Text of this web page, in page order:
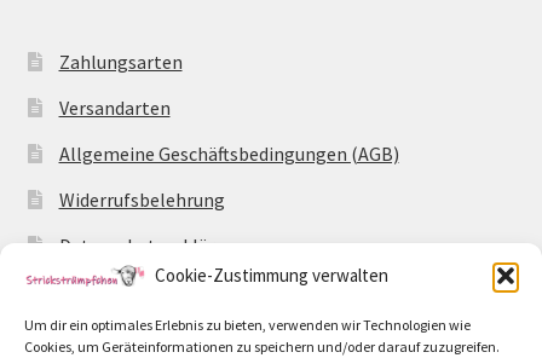
Cookie-Zustimmung verwalten
Um dir ein optimales Erlebnis zu bieten, verwenden wir Technologien wie
Cookies, um Geräteinformationen zu speichern und/oder darauf zuzugreifen.
Zahlungsarten
Versandarten
Allgemeine Geschäftsbedingungen (AGB)
Widerrufsbelehrung
Datenschutzerklärung
Impressum
Cookie-Richtlinie (EU)